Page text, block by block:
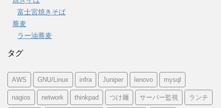
富士宮焼きそば
蕎麦
ラー油蕎麦
タグ
AWS GNU/Linux infra Juniper lenovo mysql
nagios network thinkpad つけ麺 サーバー監視 ランチ